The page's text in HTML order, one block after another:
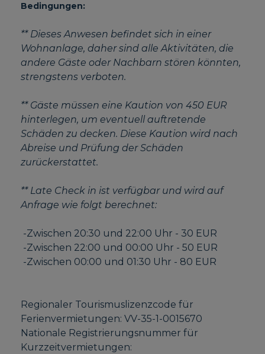
Bedingungen:
** Dieses Anwesen befindet sich in einer
Wohnanlage, daher sind alle Aktivitäten, die
andere Gäste oder Nachbarn stören könnten,
strengstens verboten.
** Gäste müssen eine Kaution von 450 EUR
hinterlegen, um eventuell auftretende
Schäden zu decken. Diese Kaution wird nach
Abreise und Prüfung der Schäden
zurückerstattet.
** Late Check in ist verfügbar und wird auf
Anfrage wie folgt berechnet:
-Zwischen 20:30 und 22:00 Uhr - 30 EUR
-Zwischen 22:00 und 00:00 Uhr - 50 EUR
-Zwischen 00:00 und 01:30 Uhr - 80 EUR
Regionaler Tourismuslizenzcode für
Ferienvermietungen: VV-35-1-0015670
Nationale Registrierungsnummer für
Kurzzeitvermietungen: